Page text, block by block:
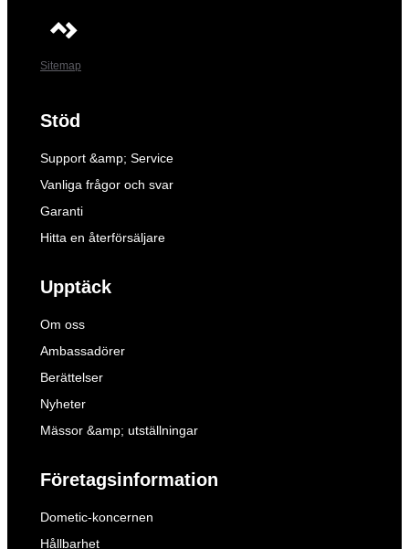
Sitemap
Stöd
Support &amp; Service
Vanliga frågor och svar
Garanti
Hitta en återförsäljare
Upptäck
Om oss
Ambassadörer
Berättelser
Nyheter
Mässor &amp; utställningar
Företagsinformation
Dometic-koncernen
Hållbarhet